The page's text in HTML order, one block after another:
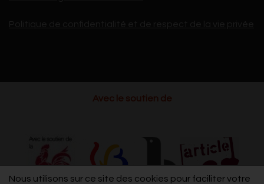
Nous utilisons sur ce site des cookies pour faciliter votre
Avec le soutien de